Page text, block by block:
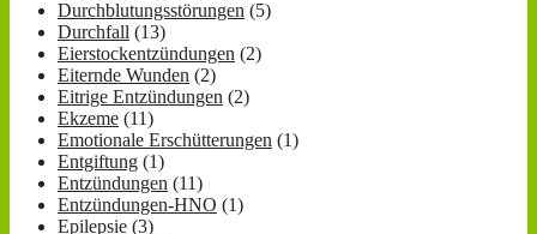
Durchblutungsstörungen (5)
Durchfall (13)
Eierstockentzündungen (2)
Eiternde Wunden (2)
Eitrige Entzündungen (2)
Ekzeme (11)
Emotionale Erschütterungen (1)
Entgiftung (1)
Entzündungen (11)
Entzündungen-HNO (1)
Epilepsie (3)